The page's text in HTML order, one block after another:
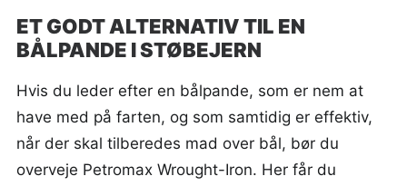
ET GODT ALTERNATIV TIL EN
BÅLPANDE I STØBEJERN
Hvis du leder efter en bålpande, som er nem at
have med på farten, og som samtidig er effektiv,
når der skal tilberedes mad over bål, bør du
overveje Petromax Wrought-Iron. Her får du